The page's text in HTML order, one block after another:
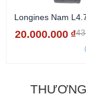
Longines Nam
20.000.000 ₫